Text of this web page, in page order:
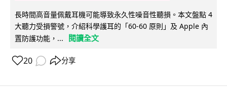
長時間高音量佩戴耳機可能導致永久性噪音性聽損。本文盤點 4
大聽力受損警號，介紹科學護耳的「60-60 原則」及 Apple 內
置防護功能，...
閱讀全文
20 分享